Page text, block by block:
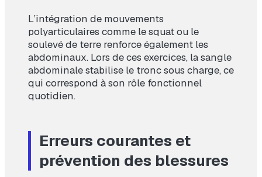
L’intégration de mouvements
polyarticulaires comme le squat ou le
soulevé de terre renforce également les
abdominaux. Lors de ces exercices, la sangle
abdominale stabilise le tronc sous charge, ce
qui correspond à son rôle fonctionnel
quotidien.
Erreurs courantes et
prévention des blessures